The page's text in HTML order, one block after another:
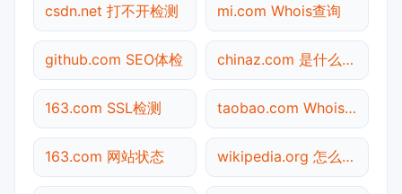
csdn.net 打不开检测 mi.com Whois查询
github.com SEO体检 chinaz.com 是什么网站
163.com SSL检测 taobao.com Whois查询
163.com 网站状态 wikipedia.org 怎么进入